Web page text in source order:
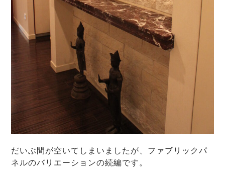
だいぶ間が空いてしまいましたが、ファブリックパ
ネルのバリエーションの続編です。